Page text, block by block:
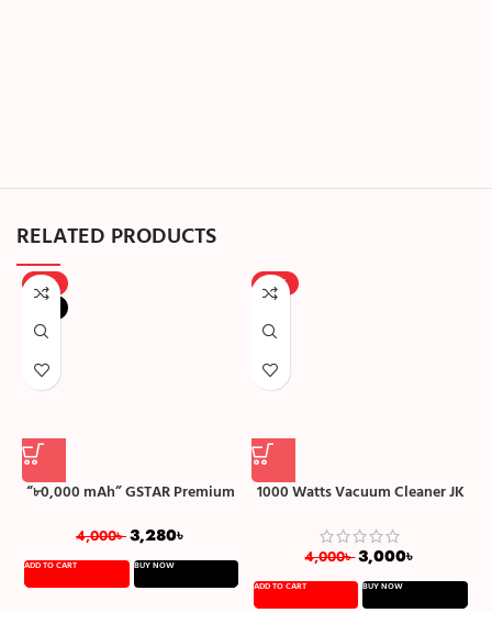
RELATED PRODUCTS
-18%
“৮0,000 mAh” GSTAR Premium
4,000৳3,280৳
ADD TO CART BUY NOW
-25%
1000 Watts Vacuum Cleaner JK
4,000৳3,000৳
ADD TO CART BUY NOW